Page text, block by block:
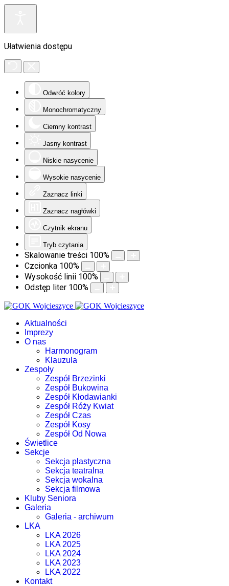
Ułatwienia dostępu
Odwróć kolory
Monochromatyczny
Ciemny kontrast
Jasny kontrast
Niskie nasycenie
Wysokie nasycenie
Zaznacz linki
Zaznacz nagłówki
Czytnik ekranu
Tryb czytania
Skalowanie treści 100%
Czcionka 100%
Wysokość linii 100%
Odstęp liter 100%
Aktualności
Imprezy
O nas
Harmonogram
Klauzula
Zespoły
Zespół Brzezinki
Zespół Bukowina
Zespół Kłodawianki
Zespół Róży Kwiat
Zespół Czas
Zespół Kosy
Zespół Od Nowa
Świetlice
Sekcje
Sekcja plastyczna
Sekcja teatralna
Sekcja wokalna
Sekcja filmowa
Kluby Seniora
Galeria
Galeria - archiwum
LKA
LKA 2026
LKA 2025
LKA 2024
LKA 2023
LKA 2022
Kontakt